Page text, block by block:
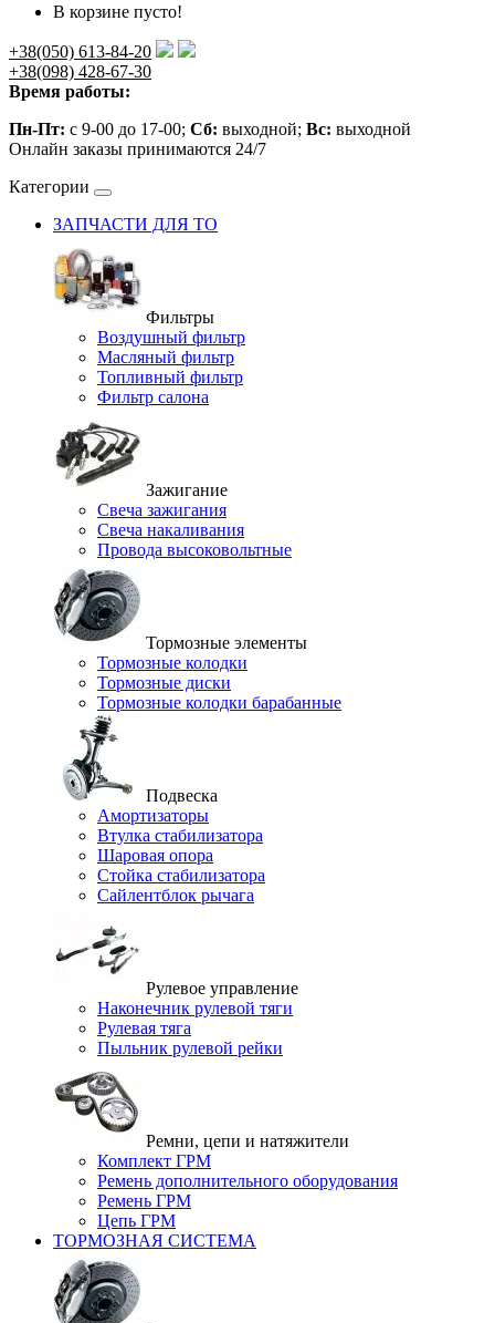
В корзине пусто!
+38(050) 613-84-20
+38(098) 428-67-30
Время работы:
Пн-Пт: с 9-00 до 17-00; Сб: выходной; Вс: выходной
Онлайн заказы принимаются 24/7
Категории
ЗАПЧАСТИ ДЛЯ ТО
Фильтры
Воздушный фильтр
Масляный фильтр
Топливный фильтр
Фильтр салона
Зажигание
Свеча зажигания
Свеча накаливания
Провода высоковольтные
Тормозные элементы
Тормозные колодки
Тормозные диски
Тормозные колодки барабанные
Подвеска
Амортизаторы
Втулка стабилизатора
Шаровая опора
Стойка стабилизатора
Сайлентблок рычага
Рулевое управление
Наконечник рулевой тяги
Рулевая тяга
Пыльник рулевой рейки
Ремни, цепи и натяжители
Комплект ГРМ
Ремень дополнительного оборудования
Ремень ГРМ
Цепь ГРМ
ТОРМОЗНАЯ СИСТЕМА